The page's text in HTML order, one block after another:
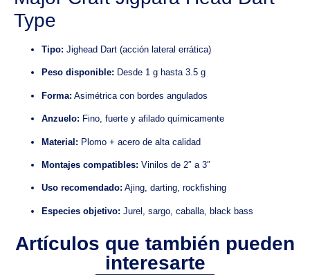
Type
Tipo: Jighead Dart (acción lateral errática)
Peso disponible: Desde 1 g hasta 3.5 g
Forma: Asimétrica con bordes angulados
Anzuelo: Fino, fuerte y afilado químicamente
Material: Plomo + acero de alta calidad
Montajes compatibles: Vinilos de 2″ a 3″
Uso recomendado: Ajing, darting, rockfishing
Especies objetivo: Jurel, sargo, caballa, black bass
Artículos que también pueden
interesarte